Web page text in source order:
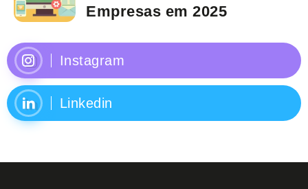
Empresas em 2025
Instagram
Linkedin